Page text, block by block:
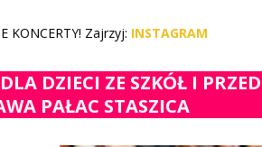
KONCERTY! Zajrzyj: INSTAGRAM
DZIECI ZE SZKÓŁ I
PAŁAC STASZICA